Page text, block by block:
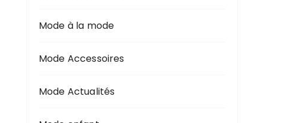
Mode à la mode
Mode Accessoires
Mode Actualités